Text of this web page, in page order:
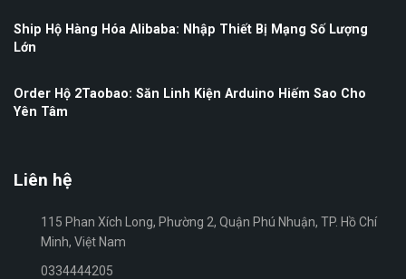
Ship Hộ Hàng Hóa Alibaba: Nhập Thiết Bị Mạng Số Lượng
Lớn
Order Hộ 2Taobao: Săn Linh Kiện Arduino Hiếm Sao Cho
Yên Tâm
Liên hệ
115 Phan Xích Long, Phường 2, Quận Phú Nhuận, TP. Hồ Chí
Minh, Việt Nam
0334444205